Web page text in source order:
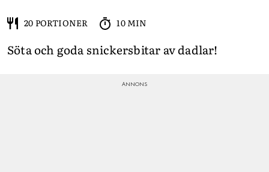
20 PORTIONER 10 MIN
Söta och goda snickersbitar av dadlar!